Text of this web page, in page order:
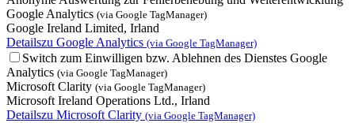
Google Analytics (via Google TagManager)
Google Ireland Limited, Irland
Detailszu Google Analytics (via Google TagManager)
Switch zum Einwilligen bzw. Ablehnen des Dienstes Google
Analytics (via Google TagManager)
Microsoft Clarity (via Google TagManager)
Microsoft Ireland Operations Ltd., Irland
Detailszu Microsoft Clarity (via Google TagManager)